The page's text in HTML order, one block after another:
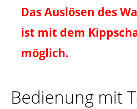
Das Auslösen des
ist mit dem
möglich.
Bedienung mit